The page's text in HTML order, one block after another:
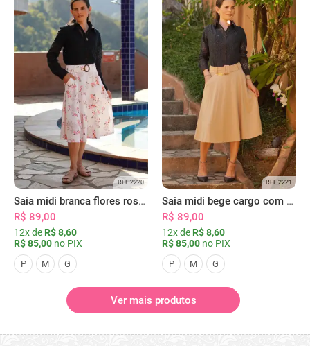
REF 2220
Saia midi branca flores rosas com bolsos
R$ 89,00
12x de R$ 8,60
R$ 85,00 no PIX
P M G
REF 2221
Saia midi bege cargo com bolsos
R$ 89,00
12x de R$ 8,60
R$ 85,00 no PIX
P M G
Ver mais produtos